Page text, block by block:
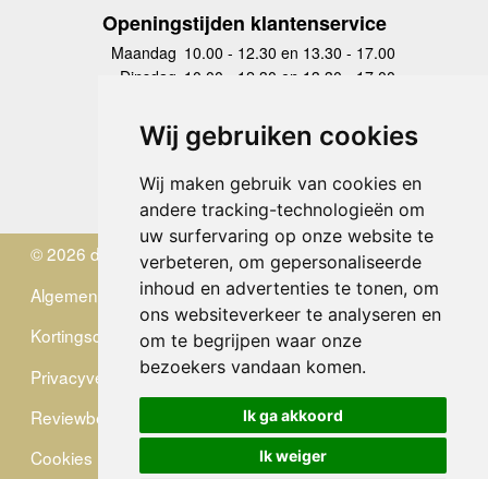
Wij gebruiken cookies
Wij maken gebruik van cookies en
andere tracking-technologieën om
uw surfervaring op onze website te
verbeteren, om gepersonaliseerde
inhoud en advertenties te tonen, om
ons websiteverkeer te analyseren en
om te begrijpen waar onze
bezoekers vandaan komen.
Ik ga akkoord
Ik weiger
Openingstijden klantenservice
Maandag 10.00 - 12.30 en 13.30 - 17.00
Dinsdag 10.00 - 12.30 en 13.30 - 17.00
Donderdag
10.00 - 12.30 en 13.30 - 17.00
Vrijdag 10.00 - 12.30 en 13.30 - 17.00
Zaterdag
gesloten
Zondag gesloten
© 2026 de Zwerver
Algemene Voorwaarden
Kortingscode
Privacyverklaring
Reviewbeleid
Cookies